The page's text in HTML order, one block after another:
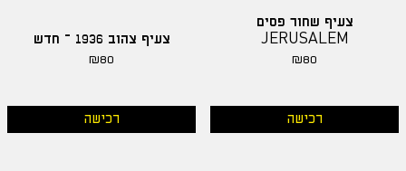
צעיף שחור פסים
JERUSALEM
₪80
רכישה
צעיף צהוב 1936 – חדש
₪80
רכישה